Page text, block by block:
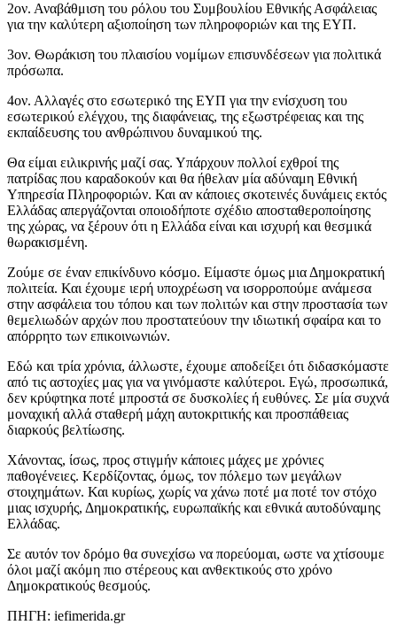
2ον. Αναβάθμιση του ρόλου του Συμβουλίου Εθνικής Ασφάλειας
για την καλύτερη αξιοποίηση των πληροφοριών και της ΕΥΠ.
3ον. Θωράκιση του πλαισίου νομίμων επισυνδέσεων για πολιτικά
πρόσωπα.
4ον. Αλλαγές στο εσωτερικό της ΕΥΠ για την ενίσχυση του
εσωτερικού ελέγχου, της διαφάνειας, της εξωστρέφειας και της
εκπαίδευσης του ανθρώπινου δυναμικού της.
Θα είμαι ειλικρινής μαζί σας. Υπάρχουν πολλοί εχθροί της
πατρίδας που καραδοκούν και θα ήθελαν μία αδύναμη Εθνική
Υπηρεσία Πληροφοριών. Και αν κάποιες σκοτεινές δυνάμεις εκτός
Ελλάδας απεργάζονται οποιοδήποτε σχέδιο αποσταθεροποίησης
της χώρας, να ξέρουν ότι η Ελλάδα είναι και ισχυρή και θεσμικά
θωρακισμένη.
Ζούμε σε έναν επικίνδυνο κόσμο. Είμαστε όμως μια Δημοκρατική
πολιτεία. Και έχουμε ιερή υποχρέωση να ισορροπούμε ανάμεσα
στην ασφάλεια του τόπου και των πολιτών και στην προστασία των
θεμελιωδών αρχών που προστατεύουν την ιδιωτική σφαίρα και το
απόρρητο των επικοινωνιών.
Εδώ και τρία χρόνια, άλλωστε, έχουμε αποδείξει ότι διδασκόμαστε
από τις αστοχίες μας για να γινόμαστε καλύτεροι. Εγώ, προσωπικά,
δεν κρύφτηκα ποτέ μπροστά σε δυσκολίες ή ευθύνες. Σε μία συχνά
μοναχική αλλά σταθερή μάχη αυτοκριτικής και προσπάθειας
διαρκούς βελτίωσης.
Χάνοντας, ίσως, προς στιγμήν κάποιες μάχες με χρόνιες
παθογένειες. Κερδίζοντας, όμως, τον πόλεμο των μεγάλων
στοιχημάτων. Και κυρίως, χωρίς να χάνω ποτέ μα ποτέ τον στόχο
μιας ισχυρής, Δημοκρατικής, ευρωπαϊκής και εθνικά αυτοδύναμης
Ελλάδας.
Σε αυτόν τον δρόμο θα συνεχίσω να πορεύομαι, ωστε να χτίσουμε
όλοι μαζί ακόμη πιο στέρεους και ανθεκτικούς στο χρόνο
Δημοκρατικούς θεσμούς.
ΠΗΓΗ: iefimerida.gr